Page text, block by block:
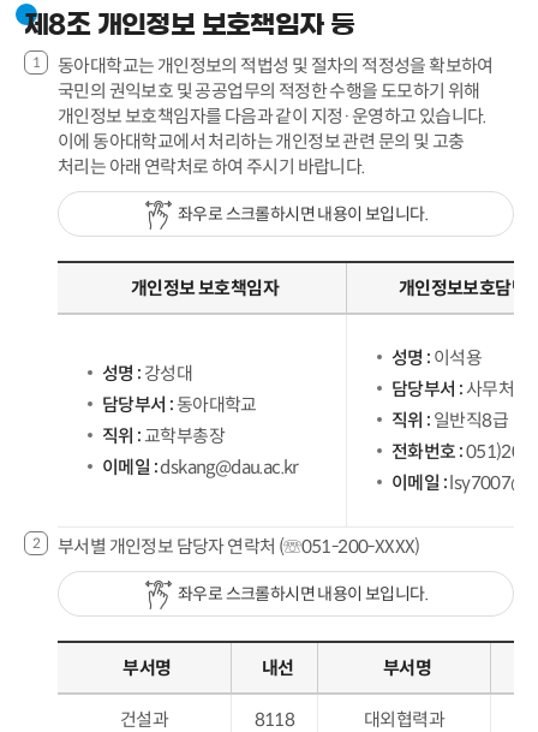
제8조 개인정보 보호책임자 등
동아대학교는 개인정보의 적법성 및 절차의 적정성을 확보하여
국민의 권익보호 및 공공업무의 적정한 수행을 도모하기 위해
개인정보 보호책임자를 다음과 같이 지정·운영하고 있습니다.
이에 동아대학교에서 처리하는 개인정보 관련 문의 및 고충
처리는 아래 연락처로 하여 주시기 바랍니다.
좌우로 스크롤하시면 내용이 보입니다.
개인정보 보호책임자 개인정보보호담당
성명 : 강성대
담당부서 :동아대학교
직위 :교학부총장
이메일 :dskang@dau.ac.kr
성명 : 이석용
담당부서 :사무처 총
직위 : 일반직8급
전화번호 :
이메일 :
부서별 개인정보 담당자 연락처 (☏051-200-XXXX)
좌우로 스크롤하시면 내용이 보입니다.
부서명 내선 부서명
건설과 8118 대외협력과